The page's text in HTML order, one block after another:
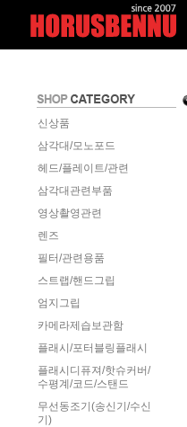
신상품
삼각대/모노포드
헤드/플레이트/관련
삼각대관련부품
영상촬영관련
렌즈
필터/관련용품
스트랩/핸드그립
엄지그립
카메라제습보관함
플래시/포터블링플래시
플래시디퓨져/핫슈커버/
수평계/코드/스탠드
무선동조기(송신기/수신
기)